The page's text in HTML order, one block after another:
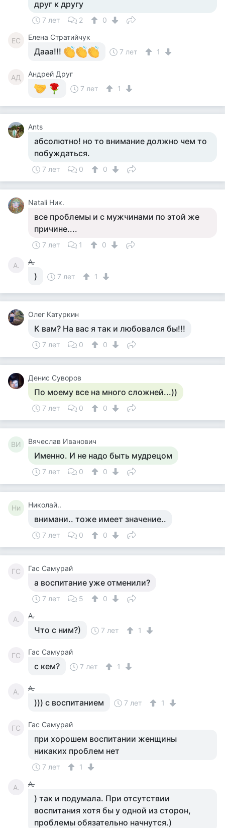
друг к другу
7 лет 2 0
ЕС Елена Стратийчук
Дааа!!! 7 лет 1
АД
Андрей Друг
7 лет
1
Ants
абсолютно! но то внимание должно чем то
побуждаться.
7 лет 0 0
Natali Ник.
все проблемы и с мужчинами по этой же
причине....
7 лет 1 0
А. А.
) 7 лет 1
Олег Катуркин
К вам? На вас я так и любовался бы!!!
7 лет 0 0
Денис Суворов
По моему все на много сложней...))
7 лет 0 0
ВИ Вячеслав Иванович
Именно. И не надо быть мудрецом
7 лет 0 0
Ни Николай..
внимани.. тоже имеет значение..
7 лет 0 0
ГС Гас Самурай
а воспитание уже отменили?
7 лет 5 0
А. А.
Что с ним?) 7 лет 1
ГС Гас Самурай
с кем? 7 лет 1
А. А.
))) с воспитанием 7 лет 1
ГС Гас Самурай
при хорошем воспитании женщины
никаких проблем нет
7 лет 1
А. А.
) так и подумала. При отсутствии
воспитания хотя бы у одной из сторон,
проблемы обязательно начнутся.)